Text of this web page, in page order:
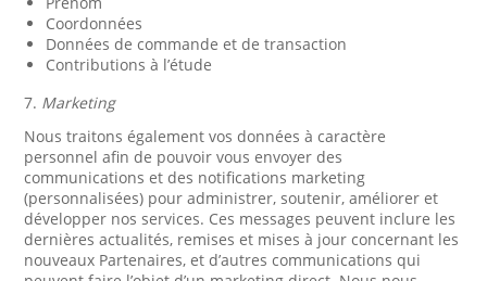
Coordonnées
Données de commande et de transaction
Contributions à l’étude
7. Marketing
Nous traitons également vos données à caractère
personnel afin de pouvoir vous envoyer des
communications et des notifications marketing
(personnalisées) pour administrer, soutenir, améliorer et
développer nos services. Ces messages peuvent inclure les
dernières actualités, remises et mises à jour concernant les
nouveaux Partenaires, et d’autres communications qui